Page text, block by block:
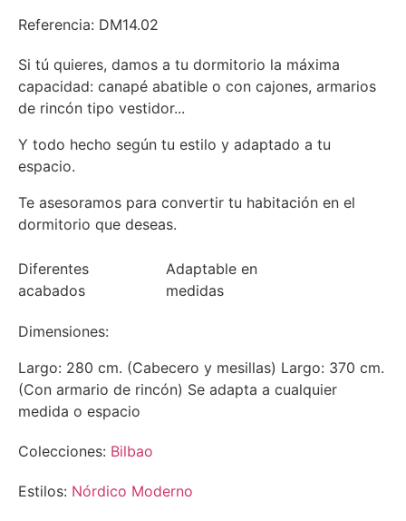
Referencia: DM14.02
Si tú quieres, damos a tu dormitorio la máxima
capacidad: canapé abatible o con cajones, armarios
de rincón tipo vestidor...
Y todo hecho según tu estilo y adaptado a tu
espacio.
Te asesoramos para convertir tu habitación en el
dormitorio que deseas.
Diferentes
acabados
Adaptable en
medidas
Dimensiones:
Largo: 280 cm. (Cabecero y mesillas) Largo: 370 cm.
(Con armario de rincón) Se adapta a cualquier
medida o espacio
Colecciones: Bilbao
Estilos: Nórdico Moderno